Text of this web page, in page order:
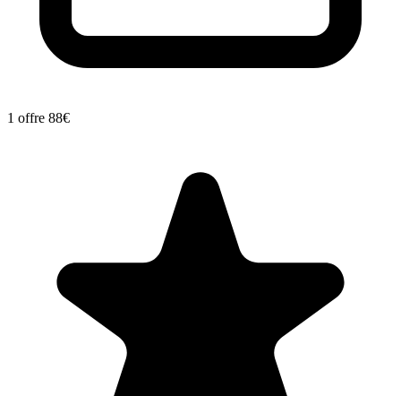
1 offre 88€